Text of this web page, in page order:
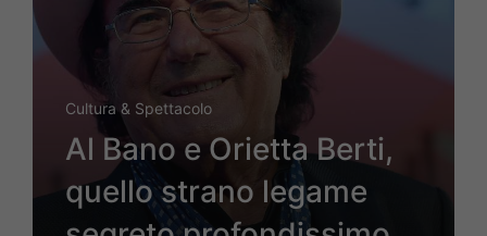
Cultura & Spettacolo
Al Bano e Orietta Berti,
quello strano legame